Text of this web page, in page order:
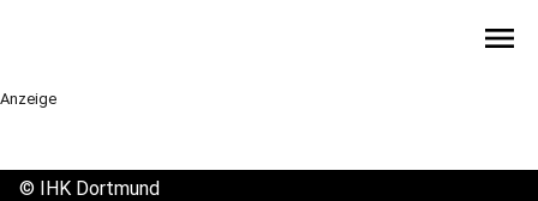
menu
Anzeige
© IHK Dortmund